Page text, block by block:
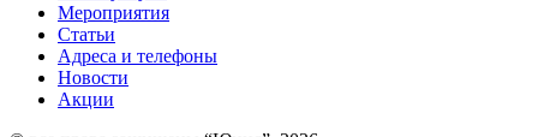
Мероприятия
Статьи
Адреса и телефоны
Новости
Акции